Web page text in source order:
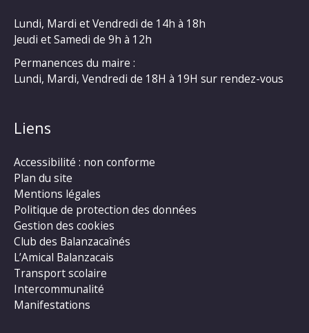
Lundi, Mardi et Vendredi de 14h à 18h
Jeudi et Samedi de 9h à 12h
Permanences du maire :
Lundi, Mardi, Vendredi de 18H à 19H sur rendez-vous
Liens
Accessibilité : non conforme
Plan du site
Mentions légales
Politique de protection des données
Gestion des cookies
Club des Balanzacaînés
L’Amical Balanzacais
Transport scolaire
Intercommunalité
Manifestations